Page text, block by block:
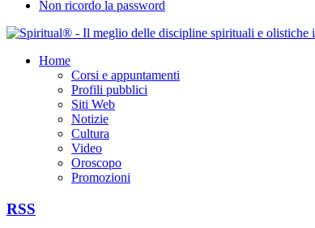
Non ricordo la password
Home
Corsi e appuntamenti
Profili pubblici
Siti Web
Notizie
Cultura
Video
Oroscopo
Promozioni
RSS